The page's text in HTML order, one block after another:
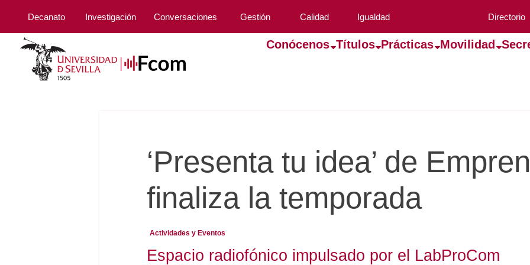
Decanato Investigación Conversaciones Gestión Calidad Igualdad Directorio
Conócenos Títulos Prácticas Movilidad
‘Presenta tu idea’ de
finaliza la temporada
Actividades y Eventos
Espacio radiofónico impulsado por el LabProCom